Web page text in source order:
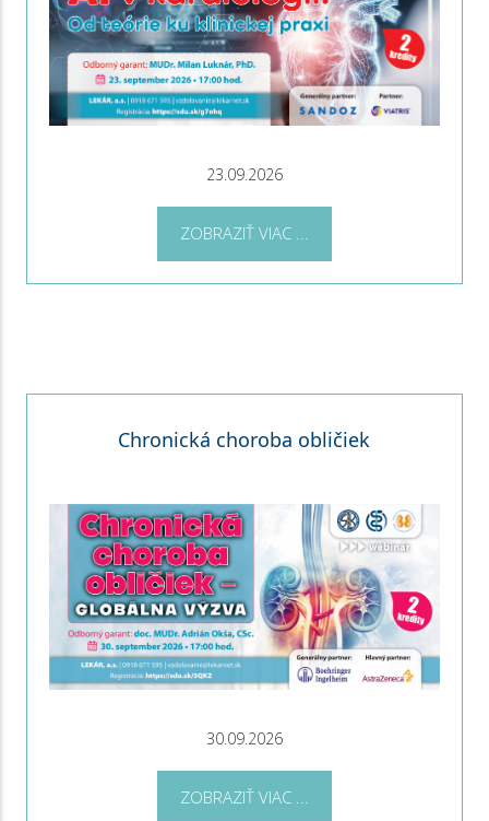
23.09.2026
ZOBRAZIŤ VIAC ...
Chronická choroba obličiek
30.09.2026
ZOBRAZIŤ VIAC ...